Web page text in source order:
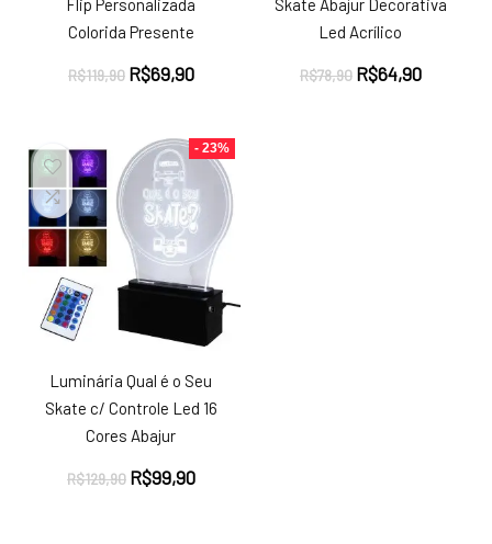
Flip Personalizada
Colorida Presente
R$119,90 O
era:
R$119,90.
R$69,90O
é:
R$69,90.
Skate Abajur Decorativa
Led Acrílico
R$78,90 O
R$64,90O
- 23%
Luminária Qual é o Seu
Skate c/ Controle Led 16
Cores Abajur
R$129,90 O
R$99,90O